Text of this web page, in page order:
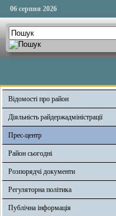
06 серпня 2026
Відомості про район
Діяльність райдержадміністрації
Прес-центр
Район сьогодні
Розпорядчі документи
Регуляторна політика
Публічна інформація